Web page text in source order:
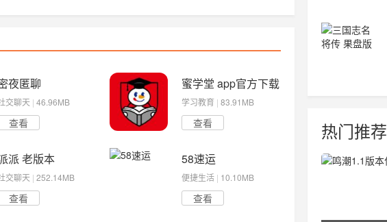
毒
夜匿聊
交聊天 | 46.96MB
查看
蜜学堂 app官方下载
学习教育 | 83.91MB
查看
派 老版本
交聊天 | 252.14MB
查看
58速运
便捷生活 | 10.10MB
查看
热门推荐